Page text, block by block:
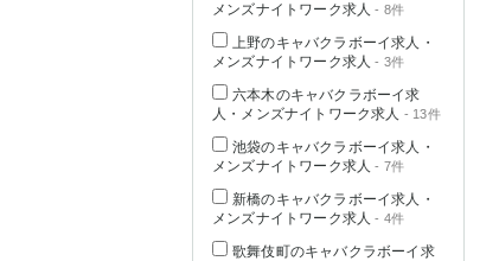
メンズナイトワーク求人 - 8件
上野のキャバクラボーイ求人・
メンズナイトワーク求人 - 3件
六本木のキャバクラボーイ求
人・メンズナイトワーク求人 - 13件
池袋のキャバクラボーイ求人・
メンズナイトワーク求人 - 7件
新橋のキャバクラボーイ求人・
メンズナイトワーク求人 - 4件
歌舞伎町のキャバクラボーイ求